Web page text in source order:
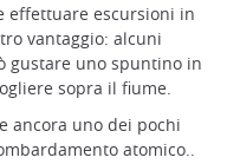
effettuare escursioni in
vantaggio: alcuni
gustare uno spuntino in
sopra il fiume.
ancora uno dei pochi
atomico..